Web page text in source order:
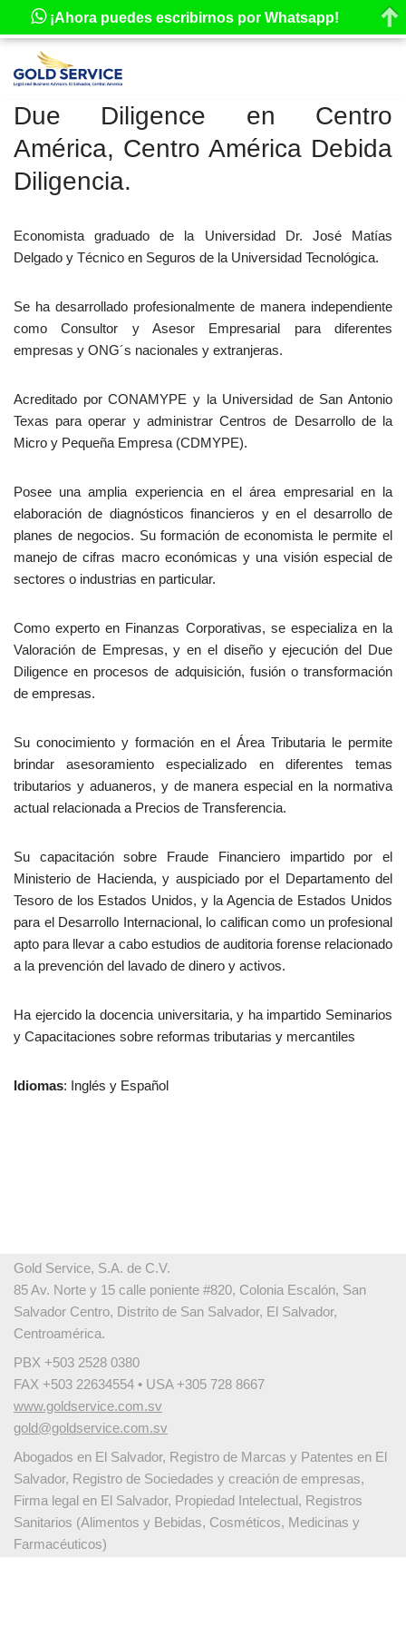
Saltar
al
Due Diligence en Centro
América, Centro América Debida
Diligencia.
Economista graduado de la Universidad Dr. José Matías
Delgado y Técnico en Seguros de la Universidad Tecnológica.
Se ha desarrollado profesionalmente de manera independiente
como Consultor y Asesor Empresarial para diferentes
empresas y ONG´s nacionales y extranjeras.
Acreditado por CONAMYPE y la Universidad de San Antonio
Texas para operar y administrar Centros de Desarrollo de la
Micro y Pequeña Empresa (CDMYPE).
Posee una amplia experiencia en el área empresarial en la
elaboración de diagnósticos financieros y en el desarrollo de
planes de negocios. Su formación de economista le permite el
manejo de cifras macro económicas y una visión especial de
sectores o industrias en particular.
Como experto en Finanzas Corporativas, se especializa en la
Valoración de Empresas, y en el diseño y ejecución del Due
Diligence en procesos de adquisición, fusión o transformación
de empresas.
Su conocimiento y formación en el Área Tributaria le permite
brindar asesoramiento especializado en diferentes temas
tributarios y aduaneros, y de manera especial en la normativa
actual relacionada a Precios de Transferencia.
Su capacitación sobre Fraude Financiero impartido por el
Ministerio de Hacienda, y auspiciado por el Departamento del
Tesoro de los Estados Unidos, y la Agencia de Estados Unidos
para el Desarrollo Internacional, lo califican como un profesional
apto para llevar a cabo estudios de auditoria forense relacionado
a la prevención del lavado de dinero y activos.
Ha ejercido la docencia universitaria, y ha impartido Seminarios
y Capacitaciones sobre reformas tributarias y mercantiles
Idiomas: Inglés y Español
Gold Service, S.A. de C.V.
85 Av. Norte y 15 calle poniente #820, Colonia Escalón, San
Salvador Centro, Distrito de San Salvador, El Salvador,
Centroamérica.
PBX +503 2528 0380
FAX +503 22634554 • USA +305 728 8667
www.goldservice.com.sv
gold@goldservice.com.sv
Abogados en El Salvador, Registro de Marcas y Patentes en El
Salvador, Registro de Sociedades y creación de empresas,
Firma legal en El Salvador, Propiedad Intelectual, Registros
Sanitarios (Alimentos y Bebidas, Cosméticos, Medicinas y
Farmacéuticos)
¡Ahora puedes escribirnos por Whatsapp!